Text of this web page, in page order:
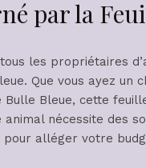
par la
les propriétaires
Que vous ayez un
Bulle Bleue, cette
nécessite des
alléger votre